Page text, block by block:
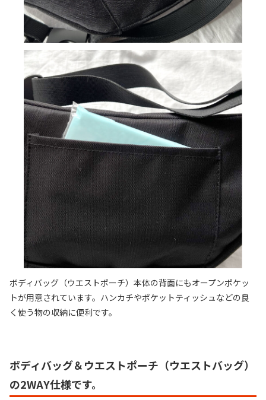
ボディバッグ（ウエストポーチ）本体の背面にもオープンポケッ
トが用意されています。ハンカチやポケットティッシュなどの良
く使う物の収納に便利です。
ボディバッグ＆ウエストポーチ（ウエストバッグ）
の2WAY仕様です。